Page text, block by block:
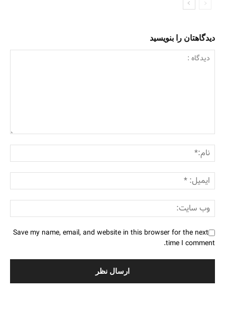
دیدگاهتان را بنویسید
Save my name, email, and website in this browser for the next
time I comment.